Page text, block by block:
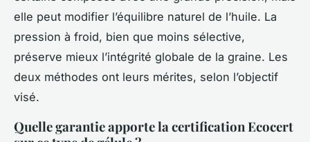
elle peut modifier l’équilibre naturel de l’huile. La
pression à froid, bien que moins sélective,
préserve mieux l’intégrité globale de la graine. Les
deux méthodes ont leurs mérites, selon l’objectif
visé.
Quelle garantie apporte la certification Ecocert